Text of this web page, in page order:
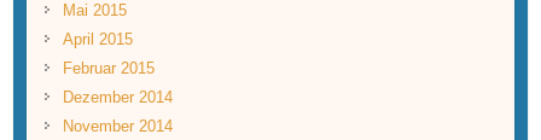
Mai 2015
April 2015
Februar 2015
Dezember 2014
November 2014